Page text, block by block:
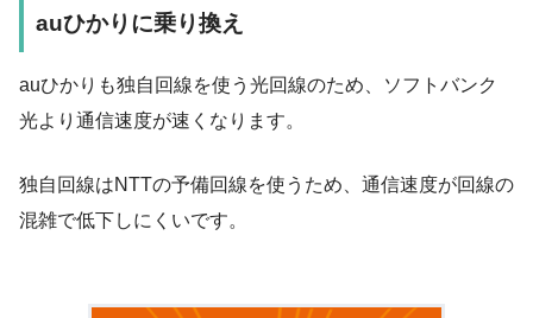
auひかりに乗り換え
auひかりも独自回線を使う光回線のため、
ソフトバンク
光より通信速度が速くなります。
独自回線はNTTの予備回線を使うため、通信速度が回線の
混雑で低下しにくいです。